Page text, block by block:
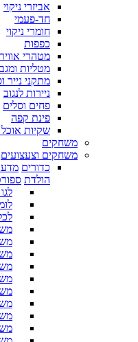
אביזרי ניקוי
חד-פעמי
חומרי ניקוי
כפפות
מטהרי אוויר
מטליות
מתקני נייר
ניירות לנגוב
פחים וסלים
פינת קפה
שקיות
משחקים
משחקים וצעצועים
כדורים
הולדת